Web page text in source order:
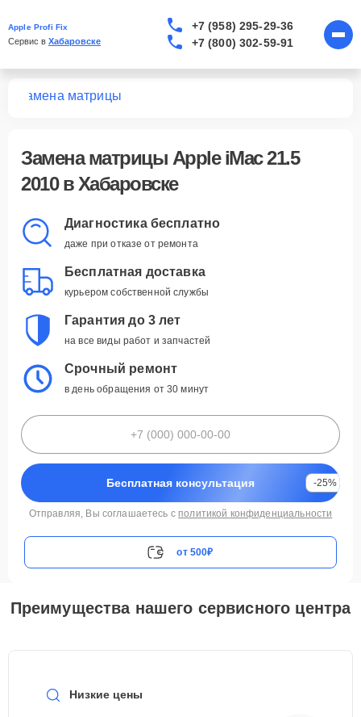
Apple Profi Fix
Сервис в Хабаровске
+7 (958) 295-29-36
+7 (800) 302-59-91
Замена матрицы
Замена матрицы Apple iMac 21.5
2010 в Хабаровске
Диагностика бесплатно
даже при отказе от ремонта
Бесплатная доставка
курьером собственной службы
Гарантия до 3 лет
на все виды работ и запчастей
Срочный ремонт
в день обращения от 30 минут
Бесплатная консультация -25%
Отправляя, Вы соглашаетесь с политикой конфиденциальности
от 500₽
Преимущества нашего сервисного центра
Низкие цены